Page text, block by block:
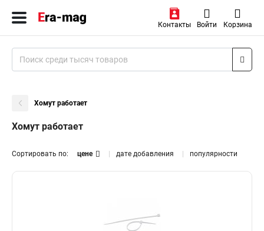
Контакты Войти Корзина
Хомут работает
Хомут работает
Сортировать по: цене дате добавления популярности